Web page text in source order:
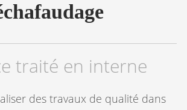
traité en interne
des travaux de qualité dans